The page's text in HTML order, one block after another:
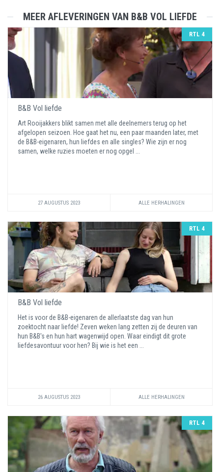
MEER AFLEVERINGEN VAN B&B VOL LIEFDE
RTL 4
B&B Vol liefde
Art Rooijakkers blikt samen met alle deelnemers terug op het
afgelopen seizoen. Hoe gaat het nu, een paar maanden later, met
de B&B-eigenaren, hun liefdes en alle singles? Wie zijn er nog
samen, welke ruzies moeten er nog opgel ...
27 AUGUSTUS 2023 ALLE HERHALINGEN
RTL 4
B&B Vol liefde
Het is voor de B&B-eigenaren de allerlaatste dag van hun
zoektocht naar liefde! Zeven weken lang zetten zij de deuren van
hun B&B's en hun hart wagenwijd open. Waar eindigt dit grote
liefdesavontuur voor hen? Bij wie is het een ...
26 AUGUSTUS 2023 ALLE HERHALINGEN
RTL 4